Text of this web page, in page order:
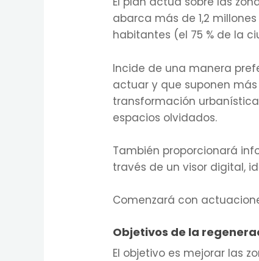
abarca más de 1,2
habitantes (el 75 % de la
Incide de una manera
actuar y que suponen
transformación
espacios olvidados.
También proporcionará
través de un visor digital,
Comenzará con
Objetivos de la
El objetivo es mejorar las